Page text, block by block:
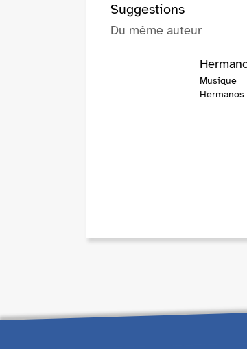
Suggestions
Du même auteur